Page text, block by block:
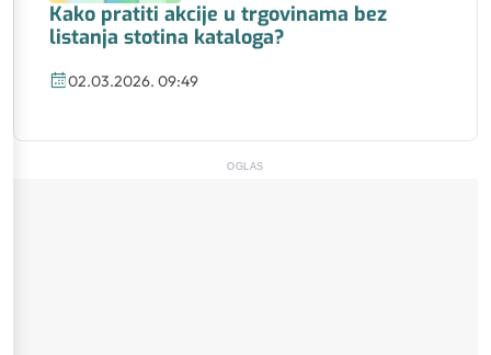
Kako pratiti akcije u trgovinama bez
listanja stotina kataloga?
02.03.2026. 09:49
OGLAS